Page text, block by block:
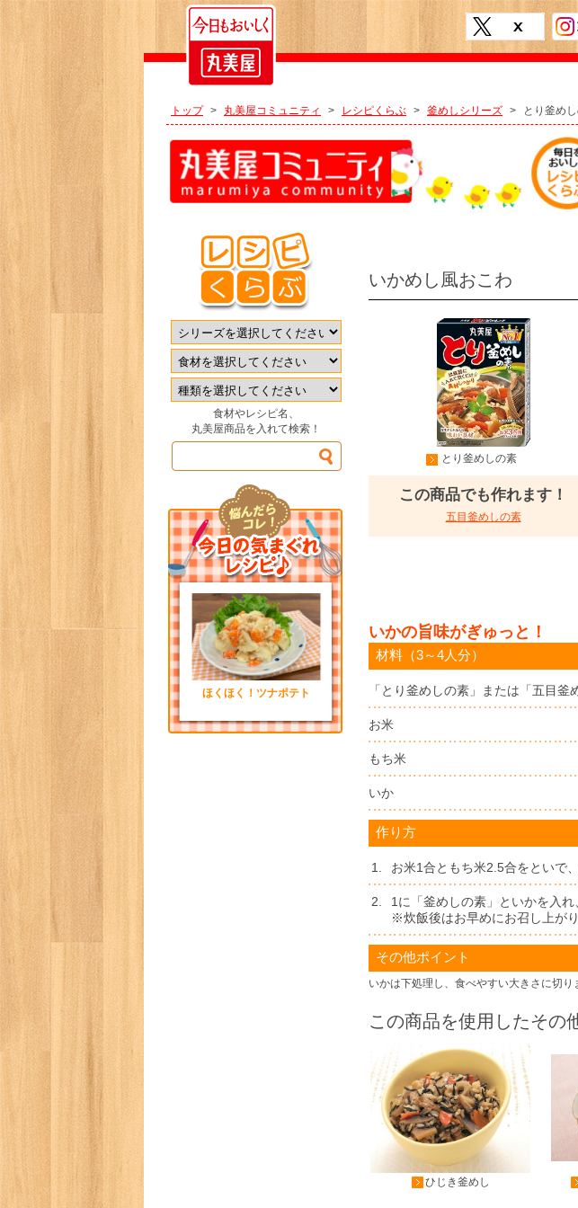
トップ > 丸美屋コミュニティ > レシピくらぶ > 釜めしシリーズ > とり釜め
食材やレシピ名、
丸美屋商品を入れて検索！
ほくほく！ツナポテト
いかめし風おこわ
とり釜めしの素
この商品でも作れます！
五目釜めしの素
いかの旨味がぎゅっと！
材料（3～4人分）
「とり釜めしの素」または「五目釜
お米
もち米
いか
作り方
1. お米1合ともち米2.5合をといで
2.
1に「釜めしの素」といかを入
※炊飯後はお早めにお召し上がり
その他ポイント
いかは下処理し、食べやすい大きさに切り
この商品を使用したその
ひじき釜めし